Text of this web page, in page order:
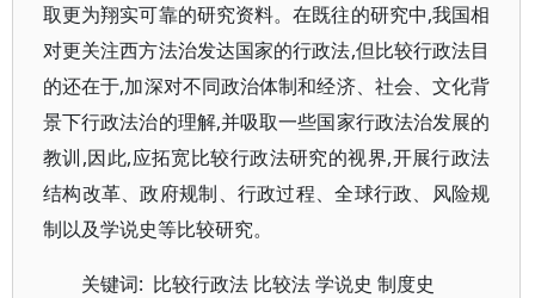
取更为翔实可靠的研究资料。在既往的研究中,我国相
对更关注西方法治发达国家的行政法,但比较行政法目
的还在于,加深对不同政治体制和经济、社会、文化背
景下行政法治的理解,并吸取一些国家行政法治发展的
教训,因此,应拓宽比较行政法研究的视界,开展行政法
结构改革、政府规制、行政过程、全球行政、风险规
制以及学说史等比较研究。
关键词: 比较行政法 比较法 学说史 制度史